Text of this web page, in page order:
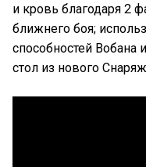
и кровь благодаря 2
ближнего боя;
способностей
стол из нового